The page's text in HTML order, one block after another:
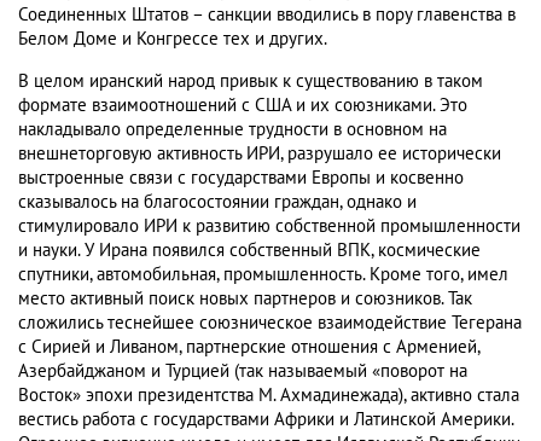
Соединенных Штатов – санкции вводились в пору главенства в
Белом Доме и Конгрессе тех и других.
В целом иранский народ привык к существованию в таком
формате взаимоотношений с США и их союзниками. Это
накладывало определенные трудности в основном на
внешнеторговую активность ИРИ, разрушало ее исторически
выстроенные связи с государствами Европы и косвенно
сказывалось на благосостоянии граждан, однако и
стимулировало ИРИ к развитию собственной промышленности
и науки. У Ирана появился собственный ВПК, космические
спутники, автомобильная, промышленность. Кроме того, имел
место активный поиск новых партнеров и союзников. Так
сложились теснейшее союзническое взаимодействие Тегерана
с Сирией и Ливаном, партнерские отношения с Арменией,
Азербайджаном и Турцией (так называемый «поворот на
Восток» эпохи президентства М. Ахмадинежада), активно стала
вестись работа с государствами Африки и Латинской Америки.